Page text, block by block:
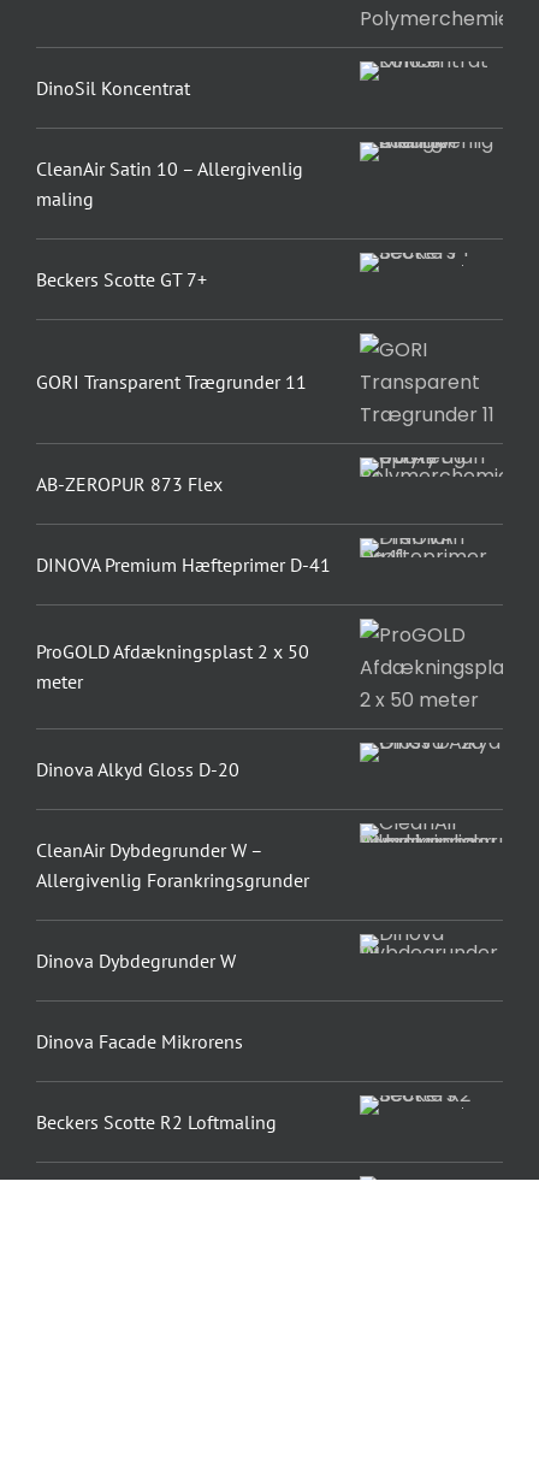
DinoSil Koncentrat
CleanAir Satin 10 – Allergivenlig
maling
Beckers Scotte GT 7+
GORI Transparent Trægrunder 11
AB-ZEROPUR 873 Flex
DINOVA Premium Hæfteprimer D-41
ProGOLD Afdækningsplast 2 x 50
meter
Dinova Alkyd Gloss D-20
CleanAir Dybdegrunder W –
Allergivenlig Forankringsgrunder
Dinova Dybdegrunder W
Dinova Facade Mikrorens
Beckers Scotte R2 Loftmaling